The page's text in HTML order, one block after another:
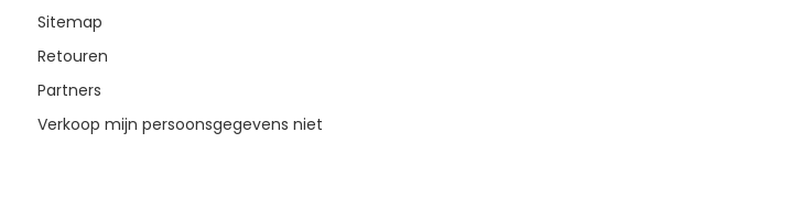
Sitemap
Retouren
Partners
Verkoop mijn persoonsgegevens niet